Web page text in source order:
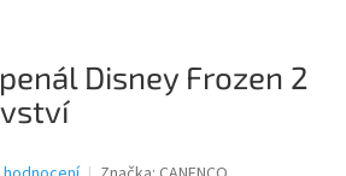
Disney Frozen 2